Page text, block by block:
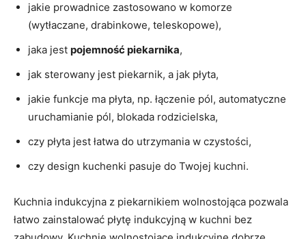
jakie prowadnice zastosowano w komorze
(wytłaczane, drabinkowe, teleskopowe),
jaka jest pojemność piekarnika,
jak sterowany jest piekarnik, a jak płyta,
jakie funkcje ma płyta, np. łączenie pól, automatyczne
uruchamianie pól, blokada rodzicielska,
czy płyta jest łatwa do utrzymania w czystości,
czy design kuchenki pasuje do Twojej kuchni.
Kuchnia indukcyjna z piekarnikiem wolnostojąca pozwala
łatwo zainstalować płytę indukcyjną w kuchni bez